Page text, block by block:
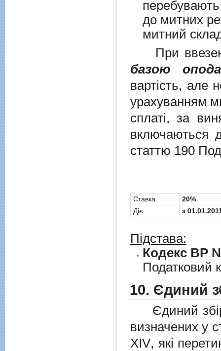
перебувають у
до митних
митний
При
базою
вартість, але
урахуванням
сплаті, за
включаються
статтю 190
Cтавка
20%
Діє
з
Підстава:
Кодекс ВР №
Податковий
10. Єдиний
Єдиний збiр
визначених у
XIV, якi